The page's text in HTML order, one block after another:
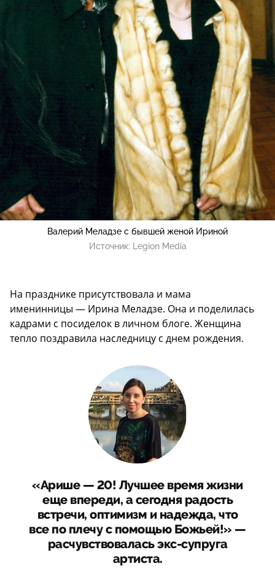
Валерий Меладзе с бывшей женой Ириной
Источник:
Legion Media
На празднике присутствовала и мама
именинницы — Ирина Меладзе. Она и поделилась
кадрами с посиделок в личном блоге. Женщина
тепло поздравила наследницу с днем рождения.
«Арише — 20! Лучшее время жизни
еще впереди, а сегодня радость
встречи, оптимизм и надежда, что
все по плечу с помощью Божьей!» —
расчувствовалась экс-супруга
артиста.